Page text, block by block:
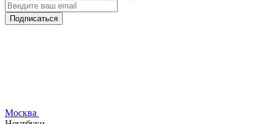
Подписаться
Москва